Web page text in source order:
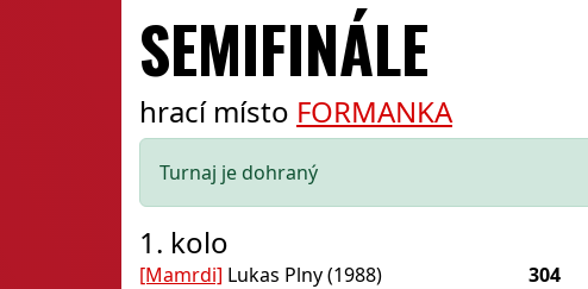
SEMIFINÁLE
hrací místo FORMANKA
Turnaj je dohraný
1. kolo
[Mamrdi] Lukas Plny (1988)
304